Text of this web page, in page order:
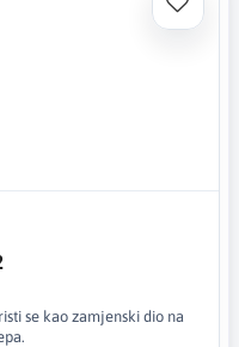
se kao zamjenski dio na